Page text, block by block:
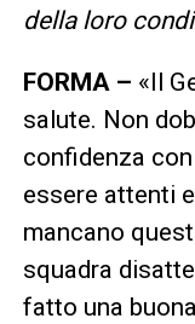
della loro
FORMA – «Il
salute. Non
confidenza
essere attenti
mancano
squadra
fatto una